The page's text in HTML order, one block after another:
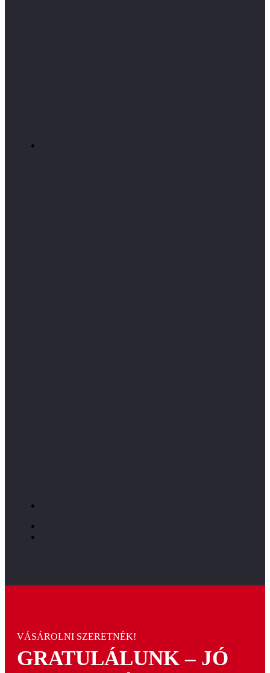
VÁSÁROLNI SZERETNÉK!
GRATULÁLUNK – JÓ